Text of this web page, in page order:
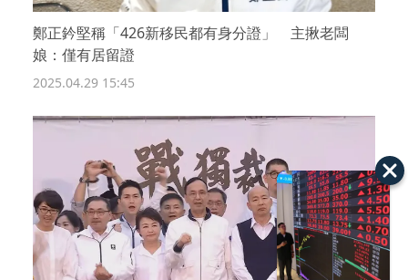
鄭正鈐堅稱「426新移民都有身分證」 主揪老闆
娘：僅有居留證
2025.04.29 15:45